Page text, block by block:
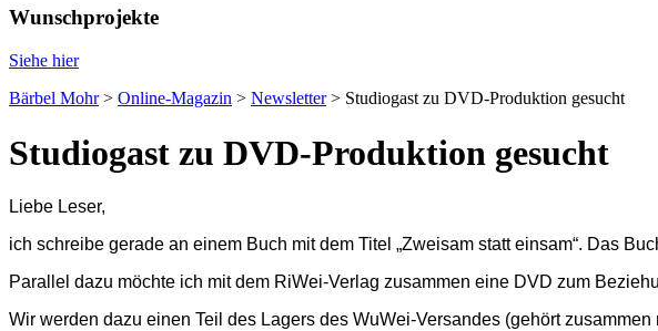
Wunschprojekte
Siehe hier
Bärbel Mohr> Online-Magazin > Newsletter> Studiogast zu DVD-Produktion gesucht
Studiogast zu DVD-Produktion gesucht
Liebe Leser,
ich schreibe gerade an einem Buch mit dem Titel „Zweisam statt einsam“. Das
Parallel dazu möchte ich mit dem RiWei-Verlag zusammen eine DVD zum
Wir werden dazu einen Teil des Lagers des WuWei-Versandes (gehört